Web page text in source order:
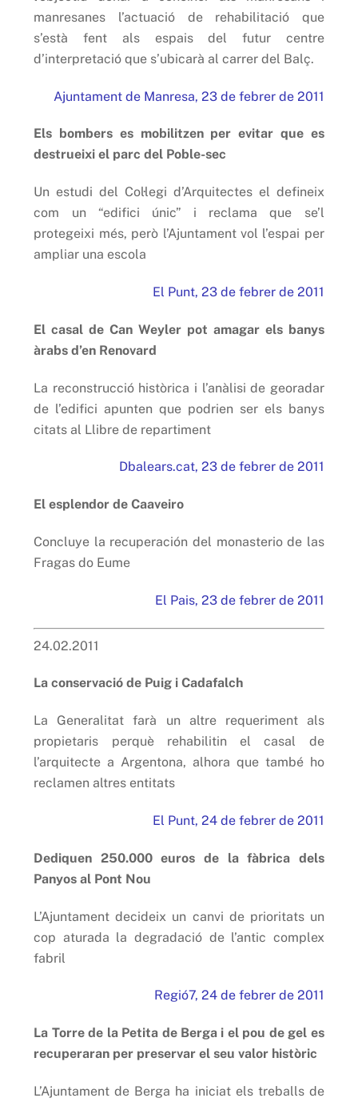
manresanes l’actuació de rehabilitació que
s’està fent als espais del futur centre
d’interpretació que s’ubicarà al carrer del Balç.
Ajuntament de Manresa, 23 de febrer de 2011
Els bombers es mobilitzen per evitar que es
destrueixi el parc del Poble-sec
Un estudi del Col·legi d’Arquitectes el defineix
com un “edifici únic” i reclama que se’l
protegeixi més, però l’Ajuntament vol l’espai per
ampliar una escola
El Punt, 23 de febrer de 2011
El casal de Can Weyler pot amagar els banys
àrabs d’en Renovard
La reconstrucció històrica i l’anàlisi de georadar
de l’edifici apunten que podrien ser els banys
citats al Llibre de repartiment
Dbalears.cat, 23 de febrer de 2011
El esplendor de Caaveiro
Concluye la recuperación del monasterio de las
Fragas do Eume
El Pais, 23 de febrer de 2011
24.02.2011
La conservació de Puig i Cadafalch
La Generalitat farà un altre requeriment als
propietaris perquè rehabilitin el casal de
l’arquitecte a Argentona, alhora que també ho
reclamen altres entitats
El Punt, 24 de febrer de 2011
Dediquen 250.000 euros de la fàbrica dels
Panyos al Pont Nou
L’Ajuntament decideix un canvi de prioritats un
cop aturada la degradació de l’antic complex
fabril
Regió7, 24 de febrer de 2011
La Torre de la Petita de Berga i el pou de gel es
recuperaran per preservar el seu valor històric
L’Ajuntament de Berga ha iniciat els treballs de